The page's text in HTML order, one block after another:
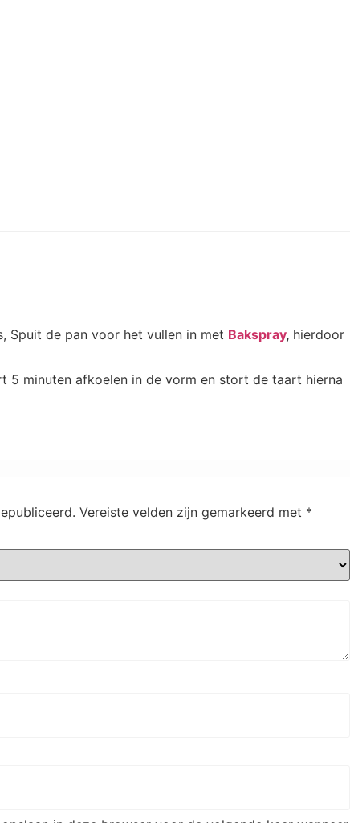
Spuit de pan voor het vullen in met Bakspray, hierdoor
5 minuten afkoelen in de vorm en stort de taart hierna
Vereiste velden zijn gemarkeerd met *